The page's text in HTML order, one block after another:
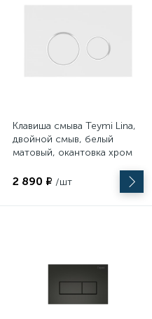
Клавиша смыва Teymi Lina,
двойной смыв, белый
матовый, окантовка хром
2 890 ₽ /шт